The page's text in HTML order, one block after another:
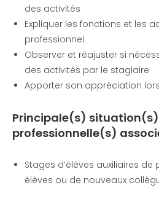
des activités
Expliquer les fonctions et les
professionnel
Observer et réajuster si
des activités par le stagiaire
Apporter son appréciation
Principale(s) situation(s)
professionnelle(s)
Stages d’élèves auxiliaires de
élèves ou de nouveaux